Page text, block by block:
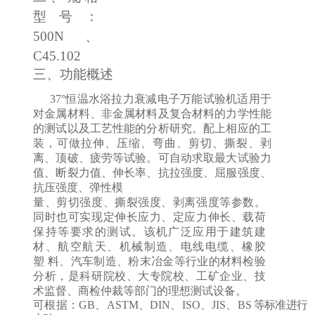
型号：
500N、
C45.102
三、功能概述
37°恒温水浴拉力衰减电子万能试验机适用于
对金属材料、非金属材料及复合材料的力学性能
的测试以及工艺性能的分析研究。配上相应的工
装，可做拉伸、压缩、弯曲、剪切、撕裂、剥
离、顶破、疲劳等试验。可自动求取最大试验力
值、断裂力值、伸长率、抗拉强度、屈服强度、
抗压强度、弹性模
量、剪切强度、撕裂强度、剥离强度等参数。
同时也可实现定伸长应力、定应力伸长、载荷
保持等要求的测试。该机广泛应用于建筑建
材、航空航天、机械制造、电线电缆、橡胶
塑 料、汽车制造、粉末冶金等行业的材料检验
分析，是科研院校、大专院校、工矿企业、技
术监督、商检仲裁等部门的理想测试设备。
可根据：GB、ASTM、DIN、ISO、JIS、BS 等标准进行